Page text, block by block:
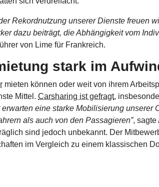
Rekordnutzung unserer Dienste freuen
dazu beiträgt, die Abhängigkeit vom
von Lime für Frankreich.
stark im
mieten können oder weit von ihrem
Mittel. Carsharing ist gefragt,
erwarten eine starke Mobilisierung unserer
als auch von den Passagieren”, sagte
sind jedoch unbekannt. Der
im Vergleich zu einem klassischen